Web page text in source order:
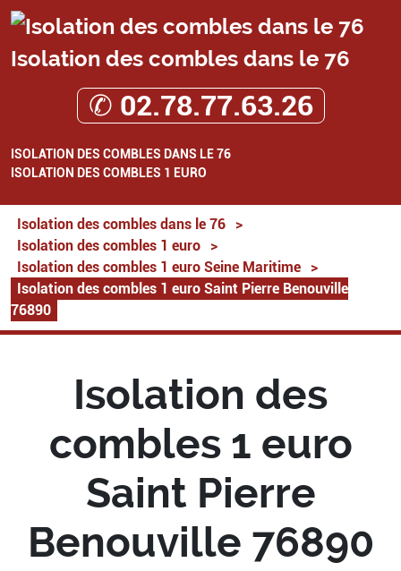
Isolation des combles dans le 76
✆ 02.78.77.63.26
ISOLATION DES COMBLES DANS LE 76
ISOLATION DES COMBLES 1 EURO
Isolation des combles dans le 76
>
Isolation des combles 1 euro
>
Isolation des combles 1 euro Seine Maritime
>
Isolation des combles 1 euro Saint Pierre Benouville
76890
Isolation des
combles 1 euro
Saint Pierre
Benouville 76890